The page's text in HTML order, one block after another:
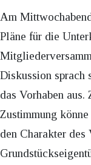
Am
Pläne für die
Diskussion sprach
das Vorhaben aus.
Zustimmung
den Charakter